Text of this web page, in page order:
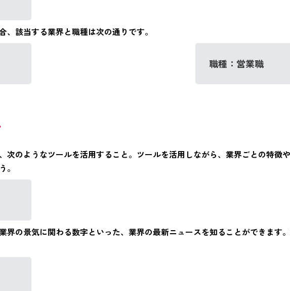
、該当する業界と職種は次の通りです。
職種：営業職
次のようなツールを活用すること。ツールを活用しながら、業界ごとの特徴
。
界の景気に関わる数字といった、業界の最新ニュースを知ることができます